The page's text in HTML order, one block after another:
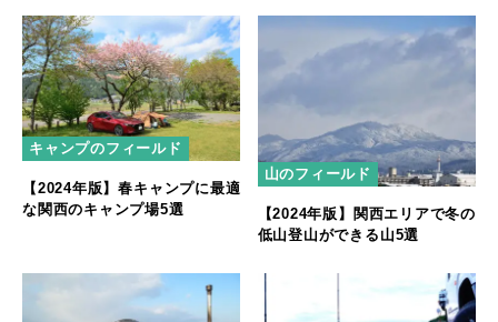
キャンプのフィールド
【2024年版】春キャンプに最適
な関西のキャンプ場5選
山のフィールド
【2024年版】関西エリアで冬の
低山登山ができる山5選